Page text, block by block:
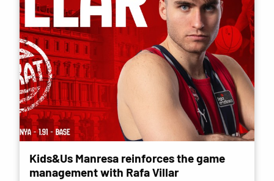
Kids&Us Manresa reinforces the game
management with Rafa Villar